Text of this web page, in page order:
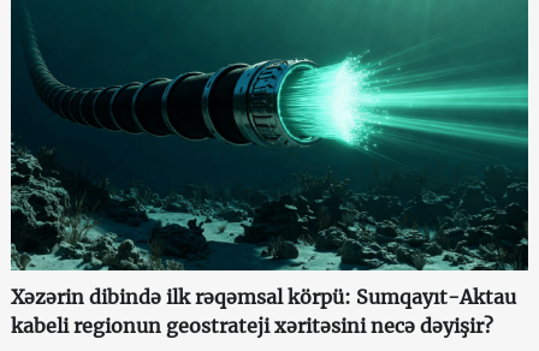
Xəzərin dibində ilk rəqəmsal körpü: Sumqayıt-Aktau
kabeli regionun geostrateji xəritəsini necə dəyişir?